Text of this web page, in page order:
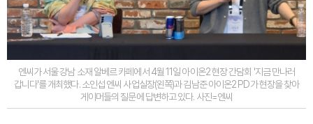
엔씨가 서울 강남 소재 알베르 카페에서 4월 11일 아이온2 현장 간담회 '지금 만나러
갑니다'를 개최했다. 소인섭 엔씨 사업실장(왼쪽)과 김남준 아이온2 PD가 현장을 찾아
게이머들의 질문에 답변하고 있다. 사진=엔씨